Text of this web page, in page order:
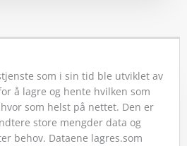
som i sin tid ble utviklet av
å lagre og hente hvilken som
som helst på nettet. Den er
store mengder data og
behov. Dataene lagres.som